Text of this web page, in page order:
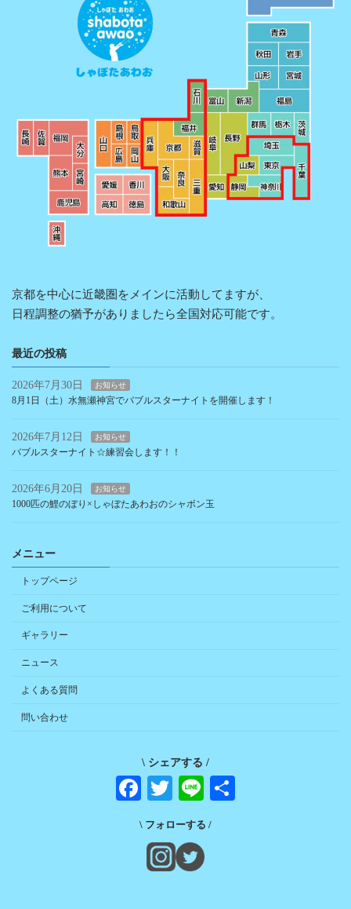
京都を中心に近畿圏をメインに活動してますが、
日程調整の猶予がありましたら全国対応可能です。
最近の投稿
2026年7月30日 お知らせ
8月1日（土）水無瀬神宮でバブルスターナイトを開催します！
2026年7月12日 お知らせ
バブルスターナイト☆練習会します！！
2026年6月20日 お知らせ
1000匹の鯉のぼり×しゃぼたあわおのシャボン玉
メニュー
トップページ
ご利用について
ギャラリー
ニュース
よくある質問
問い合わせ
\ シェアする /
Fa
bo
ok
T
wi
tte
r
Li
\ フォローする /